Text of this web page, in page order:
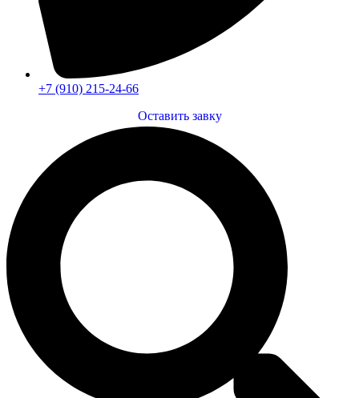
+7 (910) 215-24-66
Оставить завку